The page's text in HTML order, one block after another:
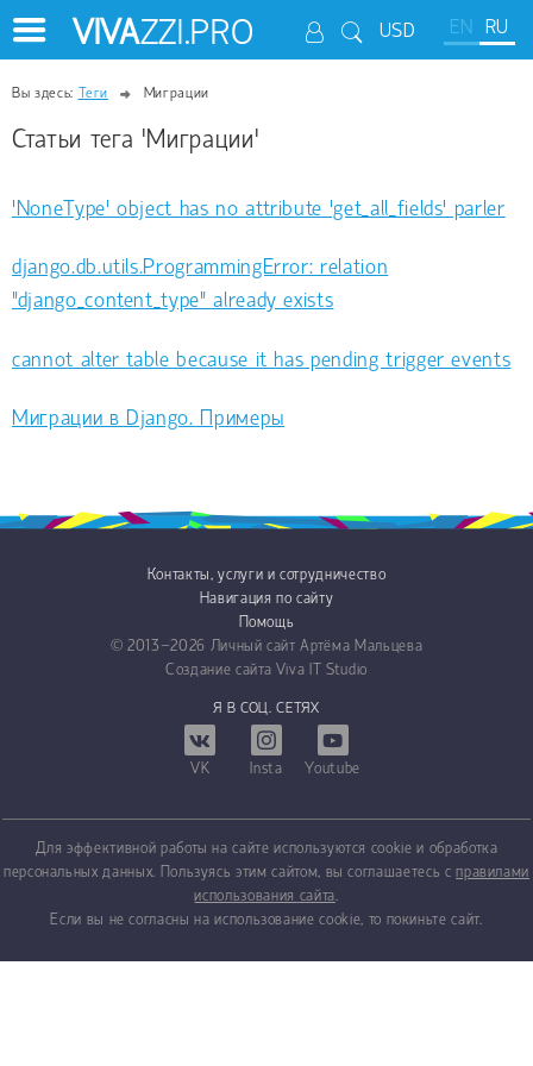
USD EN RU
VIVAZZI.PRO
Вы здесь: Теги Миграции
Статьи тега 'Миграции'
'NoneType' object has no attribute 'get_all_fields' parler
django.db.utils.ProgrammingError: relation
"django_content_type" already exists
cannot alter table because it has pending trigger events
Миграции в Django. Примеры
Контакты, услуги и сотрудничество
Навигация по сайту
Помощь
© 2013−2026 Личный сайт Артёма Мальцева
Создание сайта Viva IT Studio
Я В СОЦ. СЕТЯХ
VK Insta Youtube
Для эффективной работы на сайте используются cookie и обработка
персональных данных. Пользуясь этим сайтом, вы соглашаетесь справилами
использования сайта.
Если вы не согласны на использование cookie, то покиньте сайт.